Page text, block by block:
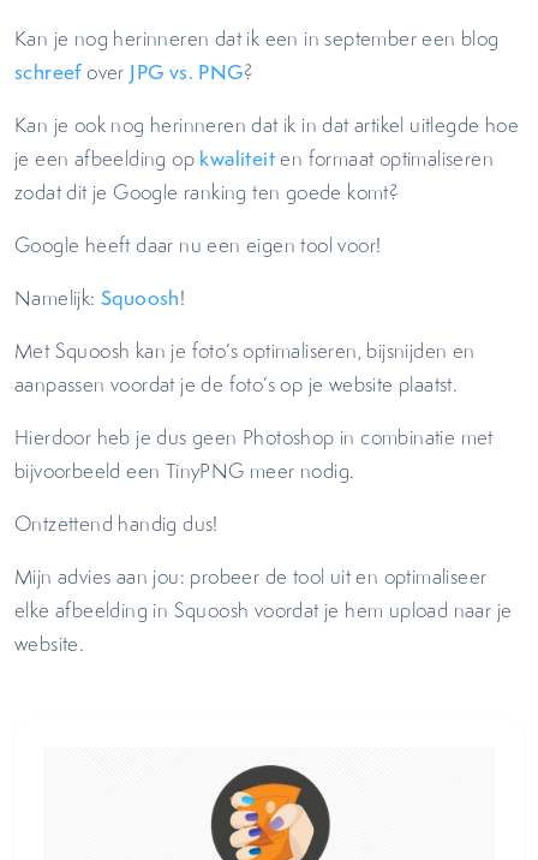
Kan je nog herinneren dat ik een in september een blog
schreefover JPG vs. PNG?
Kan je ook nog herinneren dat ik in dat artikel uitlegde hoe
je een afbeelding op kwaliteiten formaat optimaliseren
zodat dit je Google ranking ten goede komt?
Google heeft daar nu een eigen tool voor!
Namelijk: Squoosh!
Met Squoosh kan je foto’s optimaliseren, bijsnijden en
aanpassen voordat je de foto’s op je website plaatst.
Hierdoor heb je dus geen Photoshop in combinatie met
bijvoorbeeld een TinyPNG meer nodig.
Ontzettend handig dus!
Mijn advies aan jou: probeer de tool uit en optimaliseer
elke afbeelding in Squoosh voordat je hem upload naar je
website.